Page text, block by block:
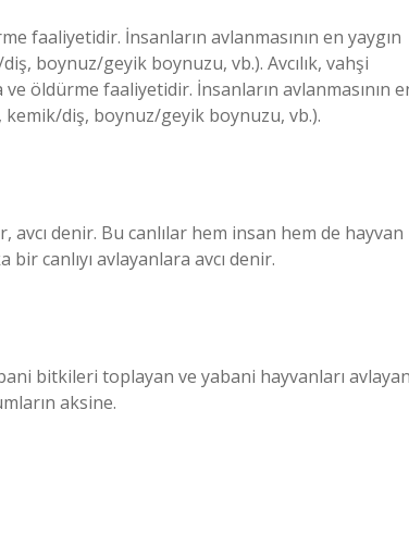
faaliyetidir. İnsanların avlanmasının en yaygın
boynuz/geyik boynuzu, vb.). Avcılık, vahşi
öldürme faaliyetidir. İnsanların avlanmasının
diş, boynuz/geyik boynuzu, vb.).
avcı denir. Bu canlılar hem insan hem de hayvan
canlıyı avlayanlara avcı denir.
bitkileri toplayan ve yabani hayvanları
aksine.